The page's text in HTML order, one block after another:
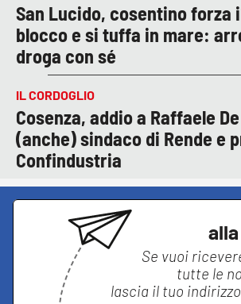
San Lucido, cosentino forza
blocco e si tuffa in mare:
droga con sé
IL CORDOGLIO
Cosenza, addio a Raffaele
(anche) sindaco di Rende e
Confindustria
Se vuoi
tutte le
lascia il tuo